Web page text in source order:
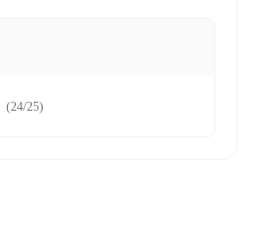
(24/25)